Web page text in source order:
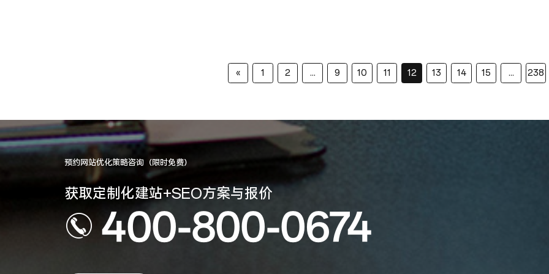
« 1 2 ... 9 10 11 12 13 14 15 ... 238
预约网站优化策略咨询（限时免费）
获取定制化建站+SEO方案与报价
400-800-0674